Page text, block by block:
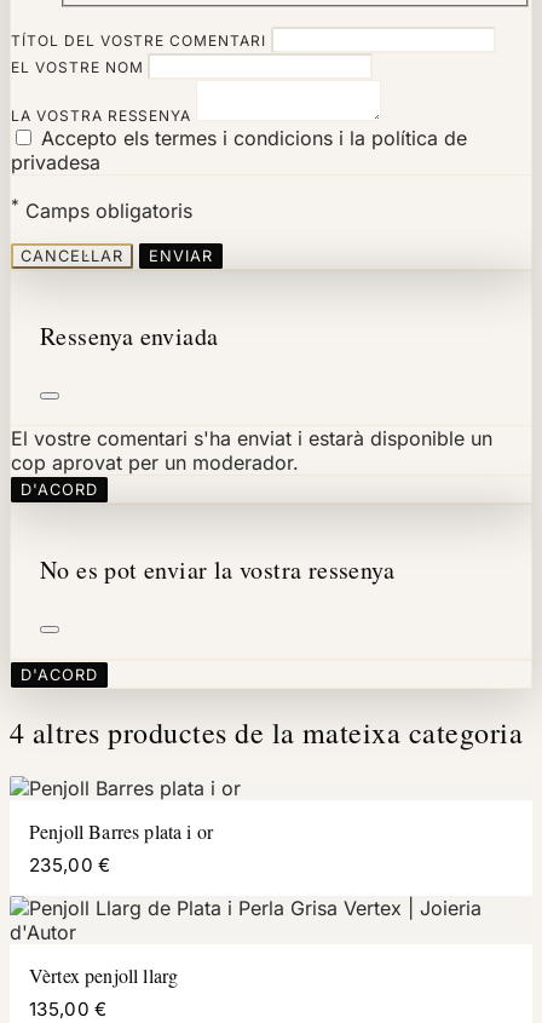
TÍTOL DEL VOSTRE COMENTARI
EL VOSTRE NOM
LA VOSTRA RESSENYA
Accepto els termes i condicions i la política de
privadesa
* Camps obligatoris
CANCEL·LAR ENVIAR
Ressenya enviada
El vostre comentari s'ha enviat i estarà disponible un
cop aprovat per un moderador.
D'ACORD
No es pot enviar la vostra ressenya
D'ACORD
4 altres productes de la mateixa categoria
Penjoll Barres plata i or
235,00 €
Vèrtex penjoll llarg
135,00 €